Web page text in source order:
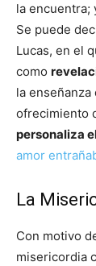
la encuentra;
Se puede
Lucas, en el
como
la
ofrecimiento
personaliza
amor
La
Con motivo
misericordia